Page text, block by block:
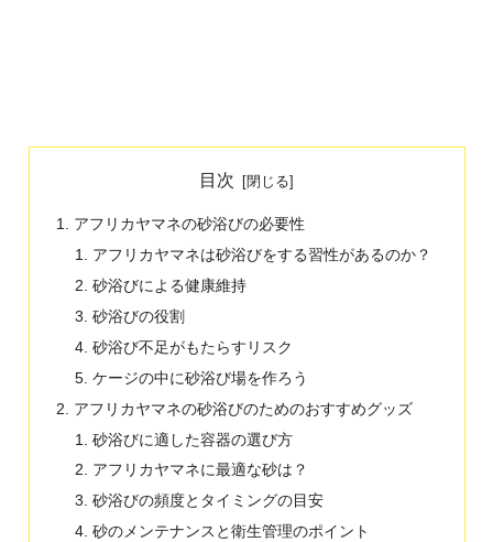
目次
アフリカヤマネの砂浴びの必要性
アフリカヤマネは砂浴びをする習性があるのか？
砂浴びによる健康維持
砂浴びの役割
砂浴び不足がもたらすリスク
ケージの中に砂浴び場を作ろう
アフリカヤマネの砂浴びのためのおすすめグッズ
砂浴びに適した容器の選び方
アフリカヤマネに最適な砂は？
砂浴びの頻度とタイミングの目安
砂のメンテナンスと衛生管理のポイント